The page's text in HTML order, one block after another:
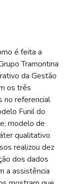
é feita a
Tramontina
da Gestão
os três
no referencial
Funil do
modelo de
qualitativo
realizou dez
dos dados
a assistência